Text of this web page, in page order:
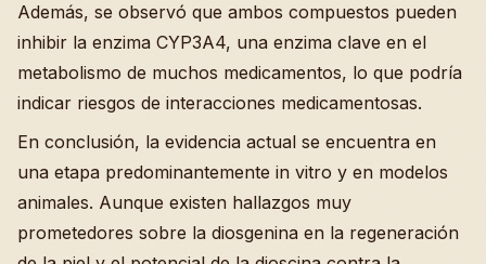
Además, se observó que ambos compuestos pueden
inhibir la enzima CYP3A4, una enzima clave en el
metabolismo de muchos medicamentos, lo que podría
indicar riesgos de interacciones medicamentosas.
En conclusión, la evidencia actual se encuentra en
una etapa predominantemente in vitro y en modelos
animales. Aunque existen hallazgos muy
prometedores sobre la diosgenina en la regeneración